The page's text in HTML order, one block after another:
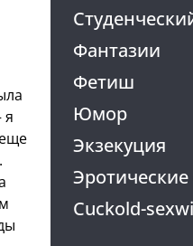
Фантазии
Фетиш
Юмор
Экзекуция
Эротические
Cuckold-
я